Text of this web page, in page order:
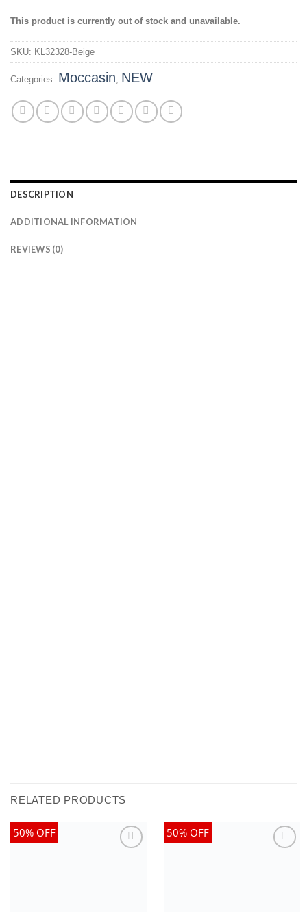
This product is currently out of stock and unavailable.
SKU: KL32328-Beige
Categories: Moccasin NEW
DESCRIPTION
ADDITIONAL INFORMATION
REVIEWS (0)
RELATED PRODUCTS
50% OFF 50% OFF